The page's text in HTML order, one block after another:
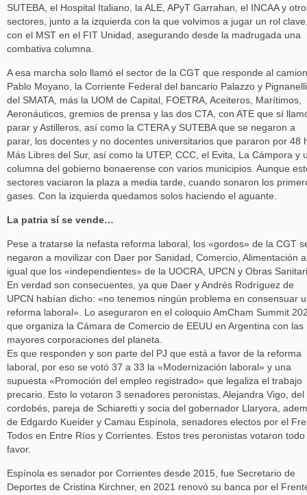
SUTEBA, el Hospital Italiano, la ALE, APyT Garrahan, el INCAA y
sectores, junto a la izquierda con la que volvimos a jugar un rol
con el MST en el FIT Unidad, asegurando desde la madrugada una
combativa columna.
A esa marcha solo llamó el sector de la CGT que responde al
Pablo Moyano, la Corriente Federal del bancario Palazzo y Pignanelli
del SMATA, más la UOM de Capital, FOETRA, Aceiteros, Marítimos,
Aeronáuticos, gremios de prensa y las dos CTA, con ATE que sí
parar y Astilleros, así como la CTERA y SUTEBA que se negaron a
parar, los docentes y no docentes universitarios que pararon por 48
Más Libres del Sur, así como la UTEP, CCC, el Evita, La Cámpora y
columna del gobierno bonaerense con varios municipios. Aunque
sectores vaciaron la plaza a media tarde, cuando sonaron los
gases. Con la izquierda quedamos solos haciendo el aguante.
La patria sí se vende…
Pese a tratarse la nefasta reforma laboral, los «gordos» de la CGT
negaron a movilizar con Daer por Sanidad, Comercio, Alimentación
igual que los «independientes» de la UOCRA, UPCN y Obras
En verdad son consecuentes, ya que Daer y Andrés Rodríguez de
UPCN habían dicho: «no tenemos ningún problema en consensuar
reforma laboral». Lo aseguraron en el coloquio AmCham Summit
que organiza la Cámara de Comercio de EEUU en Argentina con las
mayores corporaciones del planeta.
Es que responden y son parte del PJ que está a favor de la reforma
laboral, por eso se votó 37 a 33 la «Modernización laboral» y una
supuesta «Promoción del empleo registrado» que legaliza el trabajo
precario. Esto lo votaron 3 senadores peronistas, Alejandra Vigo, del
cordobés, pareja de Schiaretti y socia del gobernador Llaryora,
de Edgardo Kueider y Camau Espínola, senadores electos por el
Todos en Entre Ríos y Corrientes. Estos tres peronistas votaron todo
favor.
Espínola es senador por Corrientes desde 2015, fue Secretario de
Deportes de Cristina Kirchner, en 2021 renovó su banca por el